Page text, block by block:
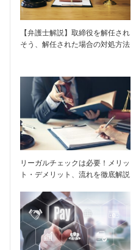
【弁護士解説】取締役を解任され
そう、解任された場合の対処方法
リーガルチェックは必要！メリッ
ト・デメリット、流れを徹底解説